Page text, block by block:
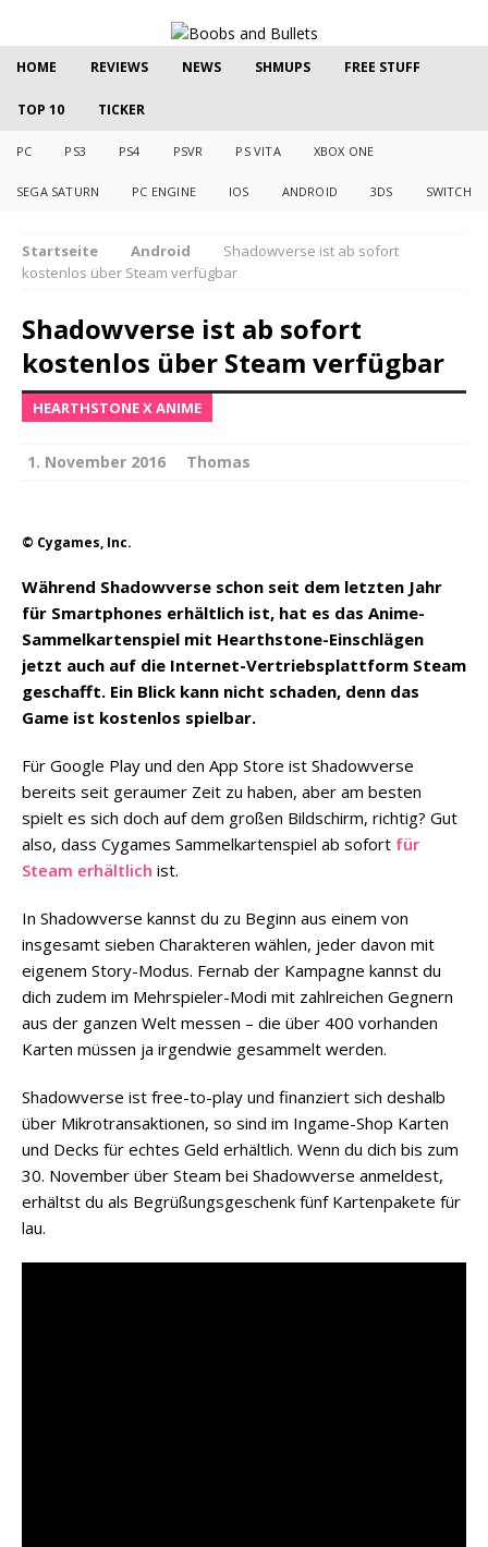
HOME REVIEWS NEWS SHMUPS FREE STUFF
TOP 10 TICKER
PC PS3 PS4 PSVR PS VITA XBOX ONE
SEGA SATURN PC ENGINE IOS ANDROID 3DS SWITCH
Startseite Android
Shadowverse ist ab sofort
kostenlos über Steam verfügbar
Shadowverse ist ab sofort
kostenlos über Steam verfügbar
HEARTHSTONE X ANIME
1. November 2016 Thomas
© Cygames, Inc.
Während Shadowverse schon seit dem letzten Jahr
für Smartphones erhältlich ist, hat es das Anime-
Sammelkartenspiel mit Hearthstone-Einschlägen
jetzt auch auf die Internet-Vertriebsplattform Steam
geschafft. Ein Blick kann nicht schaden, denn das
Game ist kostenlos spielbar.
Für Google Play und den App Store ist Shadowverse
bereits seit geraumer Zeit zu haben, aber am besten
spielt es sich doch auf dem großen Bildschirm, richtig? Gut
also, dass Cygames Sammelkartenspiel ab sofort für
Steam erhältlich ist.
In Shadowverse kannst du zu Beginn aus einem von
insgesamt sieben Charakteren wählen, jeder davon mit
eigenem Story-Modus. Fernab der Kampagne kannst du
dich zudem im Mehrspieler-Modi mit zahlreichen Gegnern
aus der ganzen Welt messen – die über 400 vorhanden
Karten müssen ja irgendwie gesammelt werden.
Shadowverse ist free-to-play und finanziert sich deshalb
über Mikrotransaktionen, so sind im Ingame-Shop Karten
und Decks für echtes Geld erhältlich. Wenn du dich bis zum
30. November über Steam bei Shadowverse anmeldest,
erhältst du als Begrüßungsgeschenk fünf Kartenpakete für
lau.